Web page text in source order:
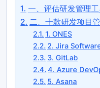
一、评估研发管理
二、十款研发项目
1. ONES
2. Jira
3. GitLab
4. Azure
5. Asana